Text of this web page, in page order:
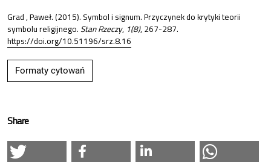
Grad , Paweł. (2015). Symbol i signum. Przyczynek do krytyki teorii
symbolu religijnego.Stan Rzeczy, 1(8), 267-287.
https://doi.org/10.51196/srz.8.16
Formaty cytowań
Share